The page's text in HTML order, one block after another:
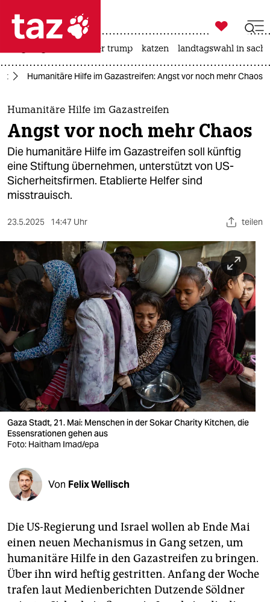
 taz zahl ich
taz zahl ich
themen
politik
öko
gesellschaft
kultur
sport
berlin
nord
wahrheit
verlag
verlag
veranstaltungen
shop
fragen & hilfe
unterstützen
abo
genossenschaft
epaper login

taz zahl ich
usa unter trump katzen landtagswahl in
Humanitäre Hilfe im Gazastreifen: Angst vor noch mehr Chaos
Humanitäre Hilfe im Gazastreifen
Angst vor noch mehr Chaos
Die humanitäre Hilfe im Gazastreifen soll künftig
eine Stiftung übernehmen, unterstützt von US-
Sicherheitsfirmen. Etablierte Helfer sind
misstrauisch.
23.5.2025 14:47 Uhr teilen
Gaza Stadt, 21. Mai: Menschen in der Sokar Charity Kitchen, die
Essensrationen gehen aus
Foto: Haitham Imad/epa
Von Felix Wellisch
Die US-Regierung und Israel wollen ab Ende Mai
einen neuen Mechanismus in Gang setzen, um
humanitäre Hilfe in den Gazastreifen zu bringen.
Über ihn wird heftig gestritten. Anfang der Woche
trafen laut Medienberichten Dutzende Söldner